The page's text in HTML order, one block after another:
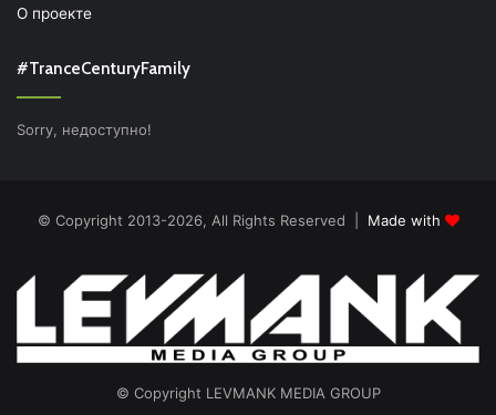
О проекте
#TranceCenturyFamily
Sorry, недоступно!
© Copyright 2013-2026, All Rights Reserved | Made with
© Copyright LEVMANK MEDIA GROUP